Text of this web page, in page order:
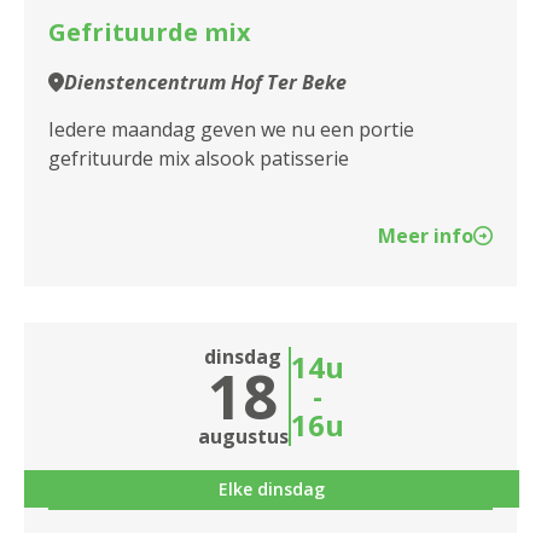
2140 Borgerhout
2170 Merksem
2660 Hoboken
2950 Kapellen
Gefrituurde mix
Dienstencentrum Hof Ter Beke
Iedere maandag geven we nu een portie
gefrituurde mix alsook patisserie
Meer info
dinsdag
18
augustus
14u
-
16u
Elke dinsdag